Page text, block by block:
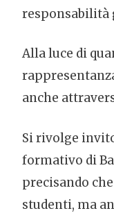
responsabilità
Alla luce di
anche
Si rivolge
formativo di
precisando
studenti, ma